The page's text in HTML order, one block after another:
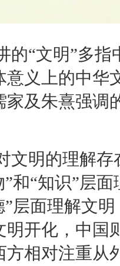
的“文明”多
意义上的中华
家及朱熹强调
文明的理解
”和“知识”层
”层面理解文
明开化，中国
方相对注重从